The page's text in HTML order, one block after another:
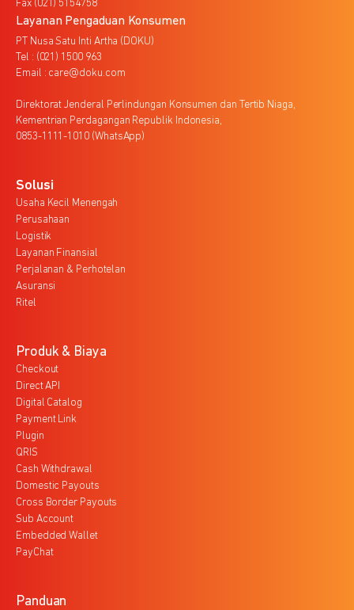
Fax (021) 5154758
Layanan Pengaduan Konsumen
PT Nusa Satu Inti Artha (DOKU)
Tel : (021) 1500 963
Email : care@doku.com
Direktorat Jenderal Perlindungan Konsumen dan Tertib Niaga,
Kementrian Perdagangan Republik Indonesia,
0853-1111-1010 (WhatsApp)
Solusi
Usaha Kecil Menengah
Perusahaan
Logistik
Layanan Finansial
Perjalanan & Perhotelan
Asuransi
Ritel
Produk & Biaya
Checkout
Direct API
Digital Catalog
Payment Link
Plugin
QRIS
Cash Withdrawal
Domestic Payouts
Cross Border Payouts
Sub Account
Embedded Wallet
PayChat
Panduan